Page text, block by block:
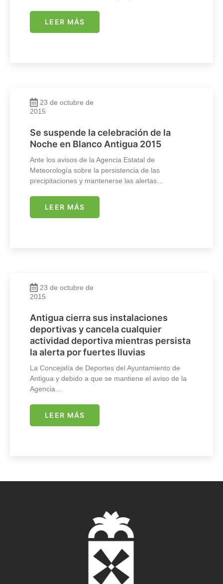
LEER MÁS
23 de octubre de
2015
Se suspende la celebración de la
Noche en Blanco Antigua 2015
Ante los avisos de la Agencia Estatal de
Meteorología sobre la persistencia de las
precipitaciones y mantenerse las alertas…
LEER MÁS
23 de octubre de
2015
Antigua cierra sus instalaciones
deportivas y cancela cualquier
actividad deportiva mientras persista
la alerta por fuertes lluvias
La Concejalía de Deportes del Ayuntamiento de
Antigua y debido a que se mantiene el aviso de la
Agencia…
LEER MÁS